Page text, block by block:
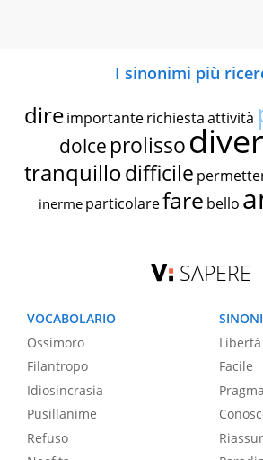
I sinonimi più
dire importante richiestaattività
dolce prolisso
tranquillodifficile
inerme particolarefare bello
SAPERE
VOCABOLARIO
Ossimoro
Filantropo
Idiosincrasia
Pusillanime
Refuso
Libertà
Facile